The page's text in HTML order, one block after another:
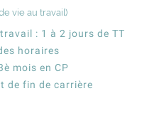
vie au travail)
: 1 à 2 jours de TT
horaires
mois en CP
de fin de carrière